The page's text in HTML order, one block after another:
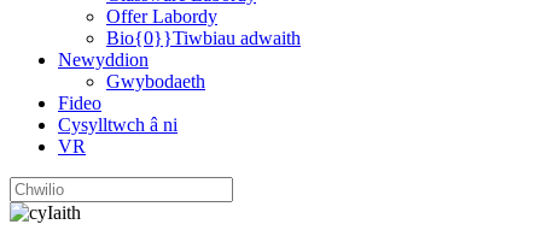
Offer Labordy
Bio{0}}Tiwbiau adwaith
Newyddion
Gwybodaeth
Fideo
Cysylltwch â ni
VR
Iaith